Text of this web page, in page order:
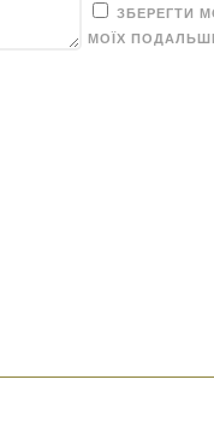
ЗБЕРЕГТИ
МОЇХ